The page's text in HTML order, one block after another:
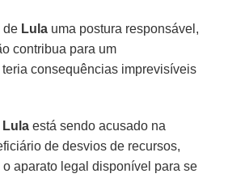
de Lula uma postura responsável,
contribua para um
consequências imprevisíveis
Lula está sendo acusado na
de desvios de recursos,
aparato legal disponível para se